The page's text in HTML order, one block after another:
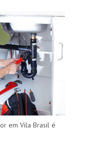
em Vila Brasil é